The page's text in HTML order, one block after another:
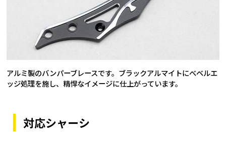
アルミ製のバンパーブレースです。ブラックアルマイトにべベルエ
ッジ処理を施し、精悍なイメージに仕上がっています。
対応シャーシ